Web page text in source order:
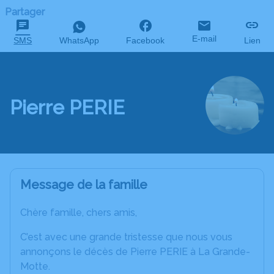
Partager
SMS WhatsApp Facebook E-mail Lien
Pierre PERIE
Message de la famille
Chère famille, chers amis,
C’est avec une grande tristesse que nous vous
annonçons le décès de Pierre PERIE à La Grande-
Motte.